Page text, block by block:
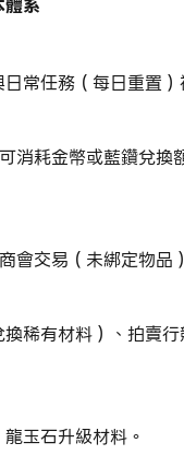
系
常任務（每日重置
消耗金幣或藍鑽兌換
會交易（未綁定物品
稀有材料）、拍賣
玉石升級材料。